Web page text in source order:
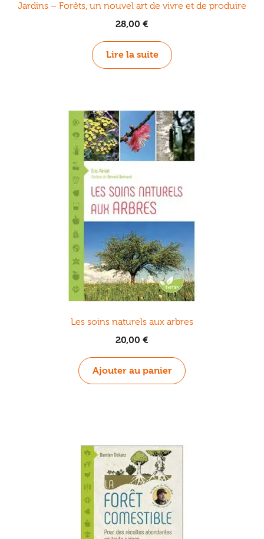
Jardins – Forêts, un nouvel art de vivre et de produire
28,00 €
Lire la suite
Les soins naturels aux arbres
20,00 €
Ajouter au panier